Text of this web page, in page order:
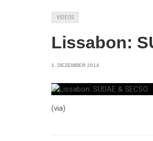
VIDEOS
Lissabon:
1. DEZEMBER 2014
(via)